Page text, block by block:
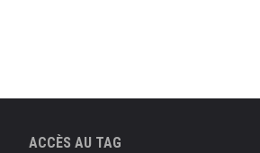
ACCÈS AU TAG